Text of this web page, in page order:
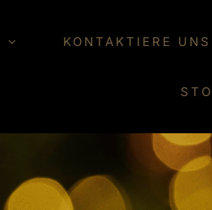
KONTAKTIERE UNS